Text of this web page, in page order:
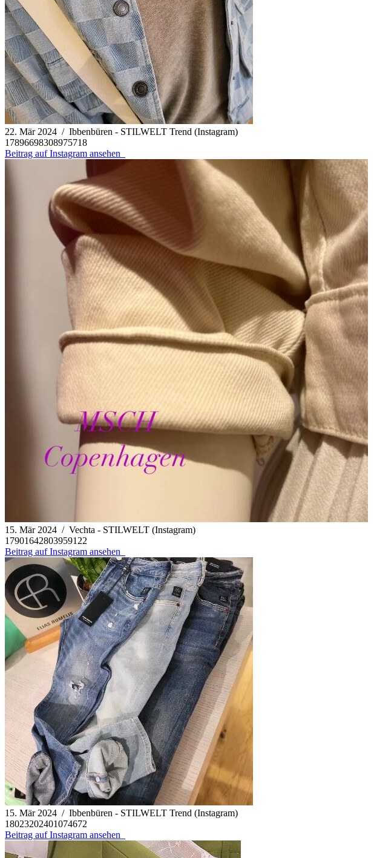
22. Mär 2024 / Ibbenbüren - STILWELT Trend (Instagram)
17896698308975718
Beitrag auf Instagram ansehen
15. Mär 2024 / Vechta - STILWELT (Instagram)
17901642803959122
Beitrag auf Instagram ansehen
15. Mär 2024 / Ibbenbüren - STILWELT Trend (Instagram)
18023202401074672
Beitrag auf Instagram ansehen